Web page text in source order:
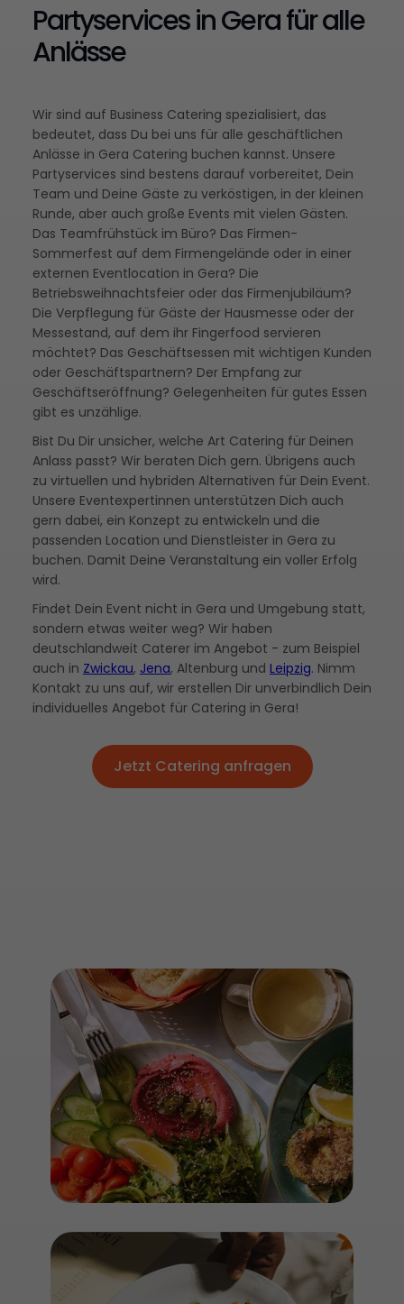
Partyservices in Gera für alle
Anlässe
Wir sind auf Business Catering spezialisiert, das
bedeutet, dass Du bei uns für alle geschäftlichen
Anlässe in Gera Catering buchen kannst. Unsere
Partyservices sind bestens darauf vorbereitet, Dein
Team und Deine Gäste zu verköstigen, in der kleinen
Runde, aber auch große Events mit vielen Gästen.
Das Teamfrühstück im Büro? Das Firmen-
Sommerfest auf dem Firmengelände oder in einer
externen Eventlocation in Gera? Die
Betriebsweihnachtsfeier oder das Firmenjubiläum?
Die Verpflegung für Gäste der Hausmesse oder der
Messestand, auf dem ihr Fingerfood servieren
möchtet? Das Geschäftsessen mit wichtigen Kunden
oder Geschäftspartnern? Der Empfang zur
Geschäftseröffnung? Gelegenheiten für gutes Essen
gibt es unzählige.
Bist Du Dir unsicher, welche Art Catering für Deinen
Anlass passt? Wir beraten Dich gern. Übrigens auch
zu virtuellen und hybriden Alternativen für Dein Event.
Unsere Eventexpertinnen unterstützen Dich auch
gern dabei, ein Konzept zu entwickeln und die
passenden Location und Dienstleister in Gera zu
buchen. Damit Deine Veranstaltung ein voller Erfolg
wird.
Findet Dein Event nicht in Gera und Umgebung statt,
sondern etwas weiter weg? Wir haben
deutschlandweit Caterer im Angebot - zum Beispiel
auch in Zwickau, Jena, Altenburg und Leipzig. Nimm
Kontakt zu uns auf, wir erstellen Dir unverbindlich Dein
individuelles Angebot für Catering in Gera!
Jetzt Catering anfragen
Jetzt Catering anfragen